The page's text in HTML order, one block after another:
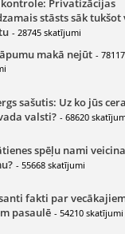
Privatizācijas
stāsts sāk tukšot
- 28745 skatījumi
makā nejūt - 78117
sašutis: Uz ko jūs
valsti? - 68620
spēļu nami veicina
- 55668 skatījumi
fakti par
pasaulē - 54210 skatījumi